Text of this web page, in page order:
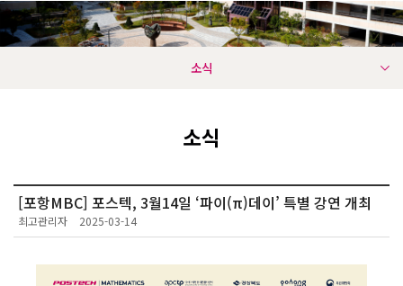
소식
소식
[포항MBC] 포스텍, 3월14일 ‘파이(π)데이’ 특별 강연 개최
최고관리자 2025-03-14